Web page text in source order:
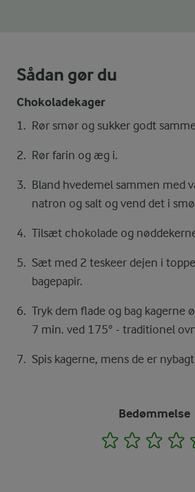
Sådan gør du
Chokoladekager
Rør smør og sukker godt
Rør farin og æg i.
Bland hvedemel sammen med
natron og salt og vend det i
Tilsæt chokolade og
Sæt med 2 teskeer dejen i
bagepapir.
Tryk dem flade og bag kagerne
7 min. ved 175° - traditionel
Spis kagerne, mens de er
Bedømmelse
1 2 3 4